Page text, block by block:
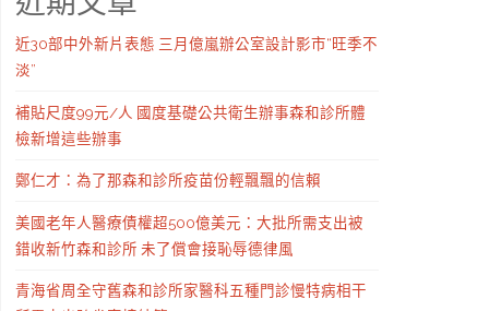
近30部中外新片表態 三月億嵐辦公室設計影市“旺季不
淡”
補貼尺度99元/人 國度基礎公共衛生辦事森和診所體
檢新增這些辦事
鄭仁才：為了那森和診所疫苗份輕飄飄的信賴
美國老年人醫療債權超500億美元：大批所需支出被
錯收新竹森和診所 未了償會接恥辱德律風
青海省周全守舊森和診所家醫科五種門診慢特病相干